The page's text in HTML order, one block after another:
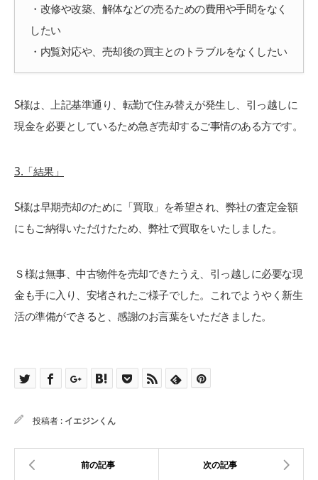
・改修や改築、解体などの売るための費用や手間をなく
したい
・内覧対応や、売却後の買主とのトラブルをなくしたい
S様は、上記基準通り、転勤で住み替えが発生し、引っ越しに
現金を必要としているため急ぎ売却するご事情のある方です。
3.「結果」
S様は早期売却のために「買取」を希望され、弊社の査定金額
にもご納得いただけたため、弊社で買取をいたしました。
Ｓ様は無事、中古物件を売却できたうえ、引っ越しに必要な現
金も手に入り、安堵されたご様子でした。これでようやく新生
活の準備ができると、感謝のお言葉をいただきました。
投稿者 : イエジンくん